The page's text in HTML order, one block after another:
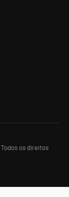
Todos os direitos